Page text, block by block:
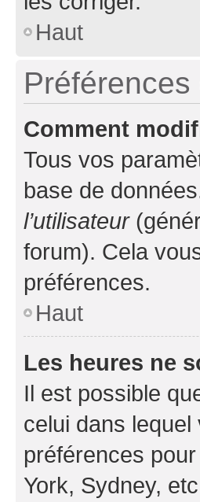
Haut
Préférences
Comment
Tous vos
base de
l’utilisateur
forum). Cela
préférences.
Haut
Les heures ne
Il est possible
celui dans
préférences
York, Sydney,